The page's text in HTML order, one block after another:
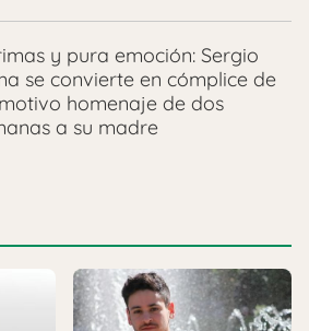
y pura emoción: Sergio
se convierte en cómplice de
homenaje de dos
a su madre